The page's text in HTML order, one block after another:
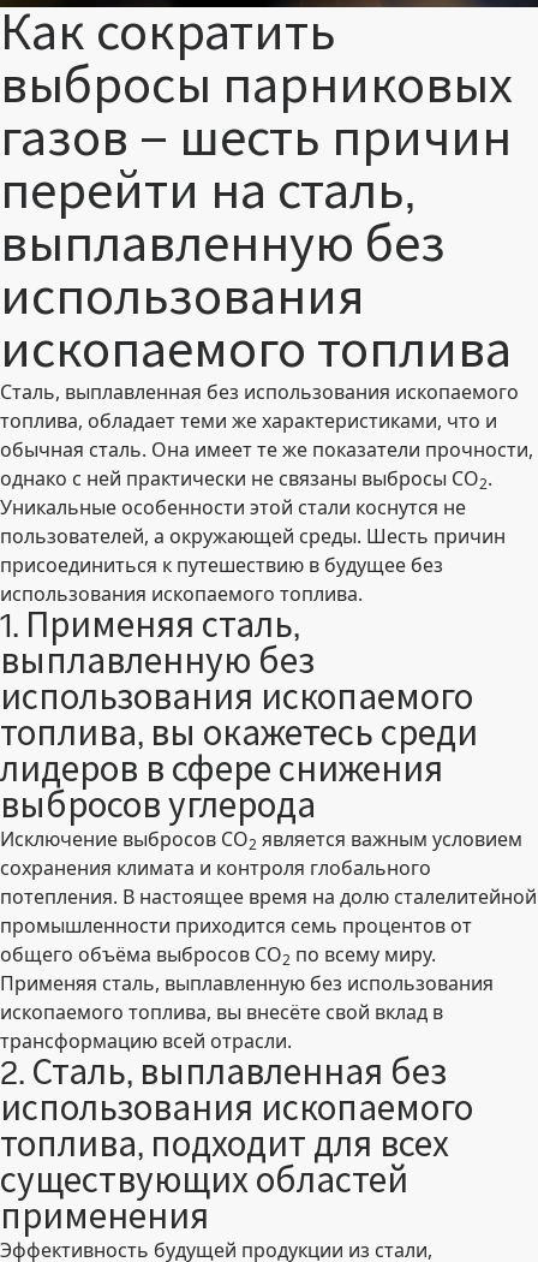
Как сократить
выбросы парниковых
газов – шесть причин
перейти на сталь,
выплавленную без
использования
ископаемого топлива
Сталь, выплавленная без использования ископаемого
топлива, обладает теми же характеристиками, что и
обычная сталь. Она имеет те же показатели прочности,
однако с ней практически не связаны выбросы CO2.
Уникальные особенности этой стали коснутся не
пользователей, а окружающей среды. Шесть причин
присоединиться к путешествию в будущее без
использования ископаемого топлива.
1. Применяя сталь,
выплавленную без
использования ископаемого
топлива, вы окажетесь среди
лидеров в сфере снижения
выбросов углерода
Исключение выбросов CO2 является важным условием
сохранения климата и контроля глобального
потепления. В настоящее время на долю сталелитейной
промышленности приходится семь процентов от
общего объёма выбросов CO2 по всему миру.
Применяя сталь, выплавленную без использования
ископаемого топлива, вы внесёте свой вклад в
трансформацию всей отрасли.
2. Сталь, выплавленная без
использования ископаемого
топлива, подходит для всех
существующих областей
применения
Эффективность будущей продукции из стали,